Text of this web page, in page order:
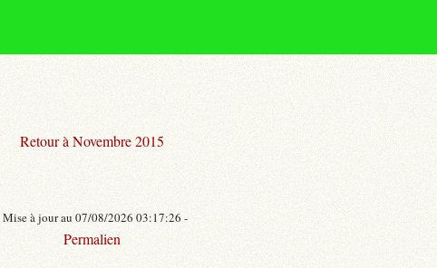
Retour à Novembre 2015
Mise à jour au 07/08/2026 03:17:26 -
Permalien